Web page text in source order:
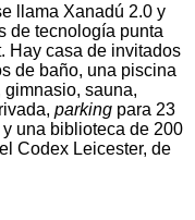
llama Xanadú 2.0 y
de tecnología punta
Hay casa de invitados
de baño, una piscina
sauna,
parking para 23
una biblioteca de 200
Codex Leicester, de